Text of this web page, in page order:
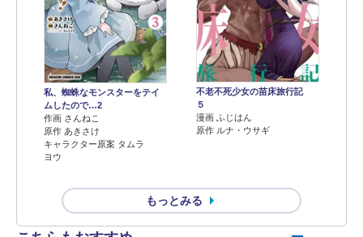
私、蜘蛛なモンスターをテイ
ムしたので…2
作画 さんねこ
原作 あきさけ
キャラクター原案 タムラ
ヨウ
不老不死少女の苗床旅行記
５
漫画 ふじはん
原作 ルナ・ウサギ
もっとみる